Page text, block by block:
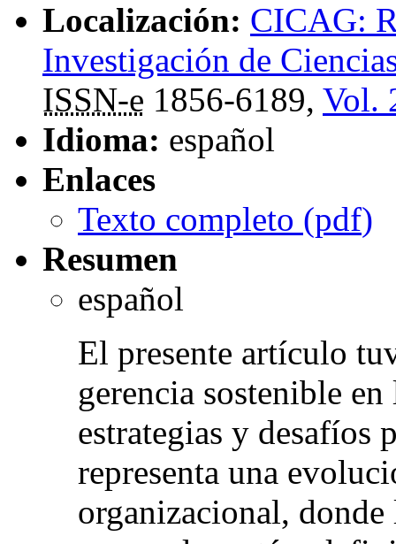
Localización: CICAG:
Investigación de
ISSN-e 1856-6189, Vol.
Idioma: español
Enlaces
Texto completo (pdf)
Resumen
español
El presente artículo
gerencia sostenible
estrategias y desafíos
representa una
organizacional,